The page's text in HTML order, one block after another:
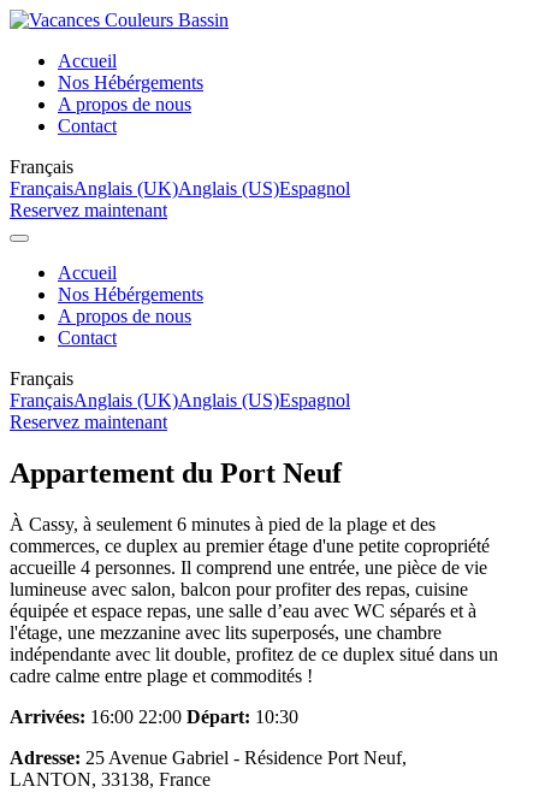
Accueil
Nos Hébérgements
A propos de nous
Contact
Français
FrançaisAnglais (UK)Anglais (US)Espagnol
Reservez maintenant
Accueil
Nos Hébérgements
A propos de nous
Contact
Français
FrançaisAnglais (UK)Anglais (US)Espagnol
Reservez maintenant
Appartement du Port Neuf
À Cassy, à seulement 6 minutes à pied de la plage et des
commerces, ce duplex au premier étage d'une petite copropriété
accueille 4 personnes. Il comprend une entrée, une pièce de vie
lumineuse avec salon, balcon pour profiter des repas, cuisine
équipée et espace repas, une salle d’eau avec WC séparés et à
l'étage, une mezzanine avec lits superposés, une chambre
indépendante avec lit double, profitez de ce duplex situé dans un
cadre calme entre plage et commodités !
Arrivées: 16:00 22:00 Départ: 10:30
Adresse: 25 Avenue Gabriel - Résidence Port Neuf,
LANTON, 33138, France